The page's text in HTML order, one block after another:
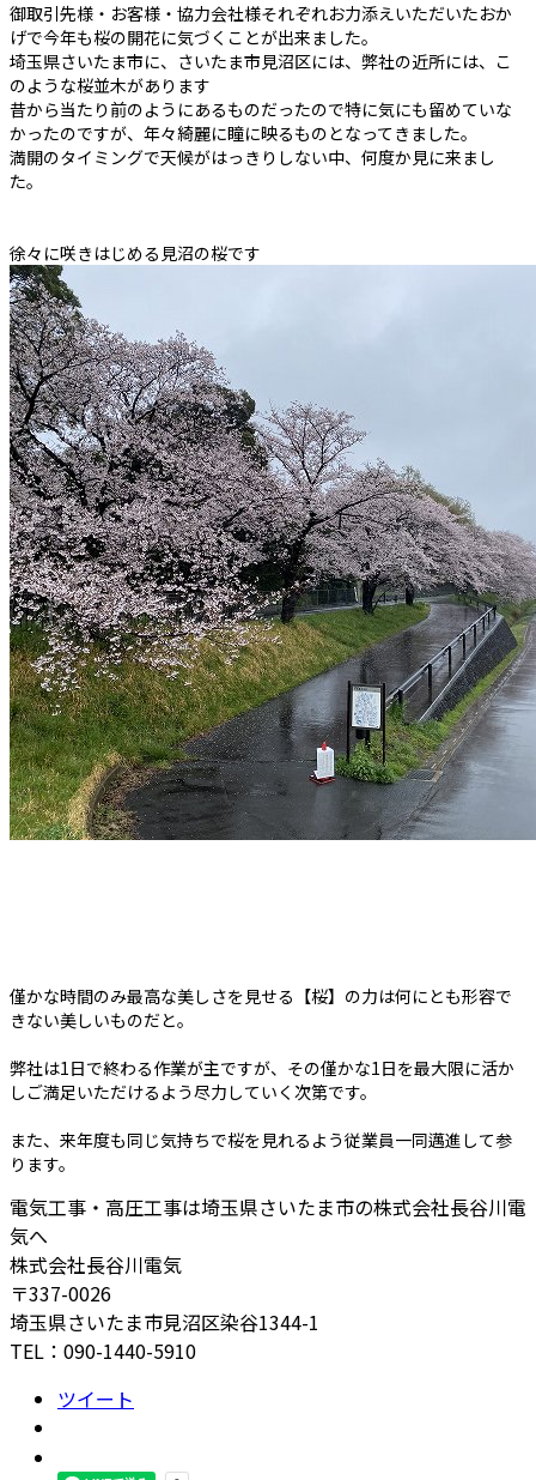
御取引先様・お客様・協力会社様それぞれお力添えいただいたおか
げで今年も桜の開花に気づくことが出来ました。
埼玉県さいたま市に、さいたま市見沼区には、弊社の近所には、こ
のような桜並木があります
昔から当たり前のようにあるものだったので特に気にも留めていな
かったのですが、年々綺麗に瞳に映るものとなってきました。
満開のタイミングで天候がはっきりしない中、何度か見に来まし
た。
徐々に咲きはじめる見沼の桜です
僅かな時間のみ最高な美しさを見せる【桜】の力は何にとも形容で
きない美しいものだと。
弊社は1日で終わる作業が主ですが、その僅かな1日を最大限に活か
しご満足いただけるよう尽力していく次第です。
また、来年度も同じ気持ちで桜を見れるよう従業員一同邁進して参
ります。
電気工事・高圧工事は埼玉県さいたま市の株式会社長谷川電
気へ
株式会社長谷川電気
〒337-0026
埼玉県さいたま市見沼区染谷1344-1
TEL：090-1440-5910
ツイート